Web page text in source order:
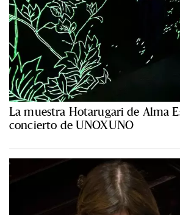
La muestra Hotarugari de Alma
concierto de UNOXUNO